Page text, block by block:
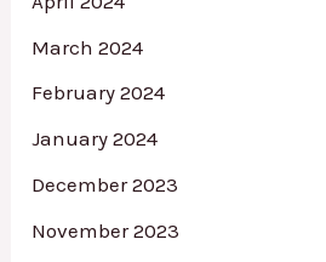
March 2024
February 2024
January 2024
December 2023
November 2023